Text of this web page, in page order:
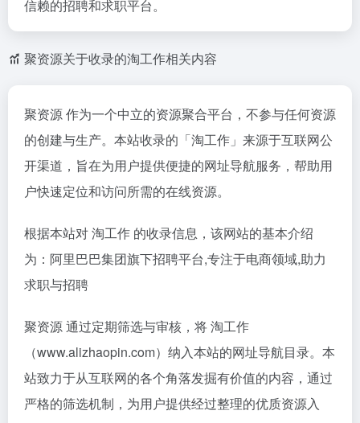
信赖的招聘和求职平台。
聚资源关于收录的淘工作相关内容
聚资源 作为一个中立的资源聚合平台，不参与任何资源
的创建与生产。本站收录的「淘工作」来源于互联网公
开渠道，旨在为用户提供便捷的网址导航服务，帮助用
户快速定位和访问所需的在线资源。
根据本站对 淘工作 的收录信息，该网站的基本介绍
为：阿里巴巴集团旗下招聘平台,专注于电商领域,助力
求职与招聘
聚资源 通过定期筛选与审核，将 淘工作
（www.alizhaopin.com）纳入本站的网址导航目录。本
站致力于从互联网的各个角落发掘有价值的内容，通过
严格的筛选机制，为用户提供经过整理的优质资源入